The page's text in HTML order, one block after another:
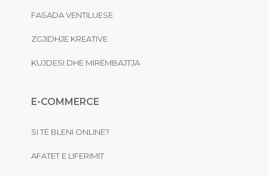
FASADA VENTILUESE
ZGJIDHJE KREATIVE
KUJDESI DHE MIRËMBAJTJA
E-COMMERCE
SI TË BLENI ONLINE?
AFATET E LIFERIMIT